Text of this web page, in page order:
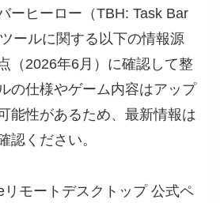
ーヒーロー（TBH: Task Bar
ールに関する以下の情報源
（2026年6月）に確認して整
の仕様やゲーム内容はアップ
能性があるため、最新情報は
認ください。
リモートデスクトップ 公式ペ